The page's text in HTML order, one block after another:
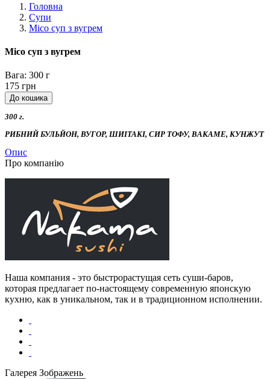
Головна
Супи
Місо суп з вугрем
Місо суп з вугрем
Вага: 300 г
175 грн
300 г.
РИБНИЙ БУЛЬЙОН, ВУГОР, ШИІТАКІ, СИР ТОФУ, ВАКАМЕ, КУНЖУТ
Опис
Про компанію
Наша компания - это быстрорастущая сеть суши-баров,
которая предлагает по-настоящему современную японскую
кухню, как в уникальном, так и в традиционном исполнении.
Галерея Зображень